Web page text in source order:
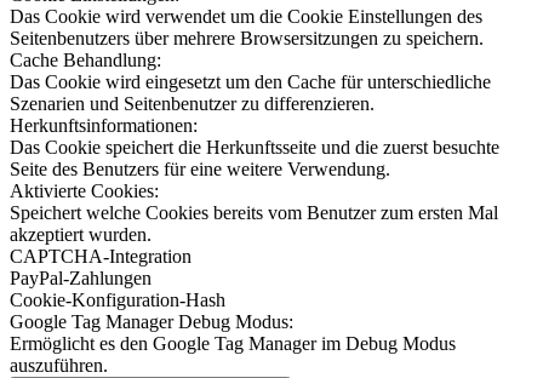
Das Cookie wird verwendet um die Cookie Einstellungen des
Seitenbenutzers über mehrere Browsersitzungen zu speichern.
Cache Behandlung:
Das Cookie wird eingesetzt um den Cache für unterschiedliche
Szenarien und Seitenbenutzer zu differenzieren.
Herkunftsinformationen:
Das Cookie speichert die Herkunftsseite und die zuerst besuchte
Seite des Benutzers für eine weitere Verwendung.
Aktivierte Cookies:
Speichert welche Cookies bereits vom Benutzer zum ersten Mal
akzeptiert wurden.
CAPTCHA-Integration
PayPal-Zahlungen
Cookie-Konfiguration-Hash
Google Tag Manager Debug Modus:
Ermöglicht es den Google Tag Manager im Debug Modus
auszuführen.